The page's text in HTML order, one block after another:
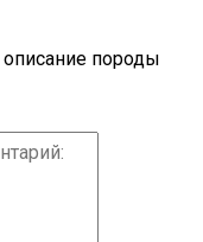
породы